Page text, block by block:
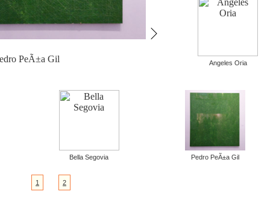
PeÃ±a Gil Angeles Oria
Bella Segovia Pedro PeÃ±a Gil
1 2